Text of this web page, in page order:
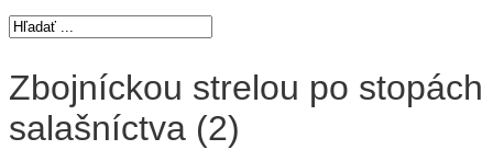
Zbojníckou strelou po stopách
salašníctva (2)